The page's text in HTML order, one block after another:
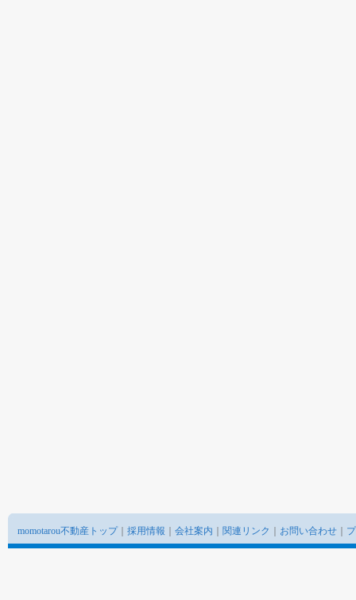
momotarou不動産トップ｜ 採用情報 会社案内 関連リンク お問い合わせ